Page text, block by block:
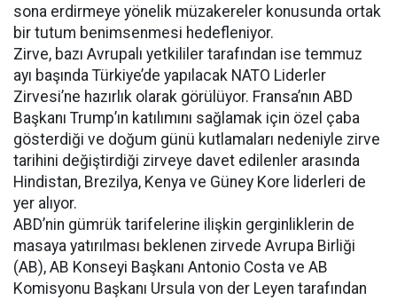
sona erdirmeye yönelik müzakereler konusunda ortak
bir tutum benimsenmesi hedefleniyor.
Zirve, bazı Avrupalı yetkililer tarafından ise temmuz
ayı başında Türkiye’de yapılacak NATO Liderler
Zirvesi’ne hazırlık olarak görülüyor. Fransa’nın ABD
Başkanı Trump’ın katılımını sağlamak için özel çaba
gösterdiği ve doğum günü kutlamaları nedeniyle zirve
tarihini değiştirdiği zirveye davet edilenler arasında
Hindistan, Brezilya, Kenya ve Güney Kore liderleri de
yer alıyor.
ABD’nin gümrük tarifelerine ilişkin gerginliklerin de
masaya yatırılması beklenen zirvede Avrupa Birliği
(AB), AB Konseyi Başkanı Antonio Costa ve AB
Komisyonu Başkanı Ursula von der Leyen tarafından